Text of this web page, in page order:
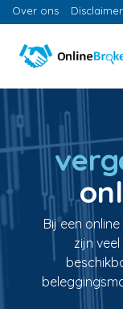
Over ons Disclaimer
Bij een
zijn